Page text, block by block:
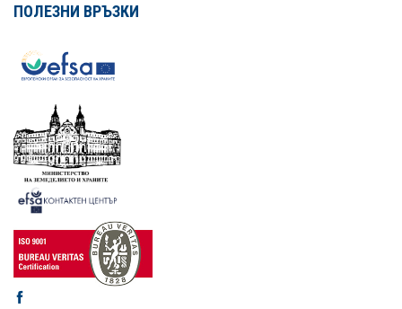
ПОЛЕЗНИ ВРЪЗКИ